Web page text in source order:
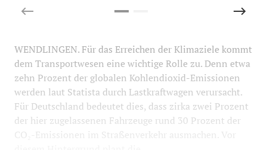
WENDLINGEN. Für das Erreichen der Klimaziele kommt
dem Transportwesen eine wichtige Rolle zu. Denn etwa
zehn Prozent der globalen Kohlendioxid-Emissionen
werden laut Statista durch Lastkraftwagen verursacht.
Für Deutschland bedeutet dies, dass zirka zwei Prozent
der hier zugelassenen Fahrzeuge rund 30 Prozent der
CO₂-Emissionen im Straßenverkehr ausmachen. Vor